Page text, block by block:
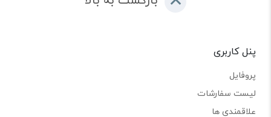
پنل کاربری
پروفایل
لیست سفارشات
علاقمندی ها